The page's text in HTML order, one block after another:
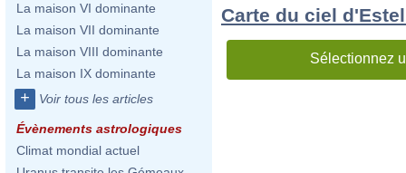
La maison VI dominante
La maison VII dominante
La maison VIII dominante
La maison IX dominante
+ Voir tous les articles
Évènements astrologiques
Climat mondial actuel
Carte du ciel
Sélectionnez